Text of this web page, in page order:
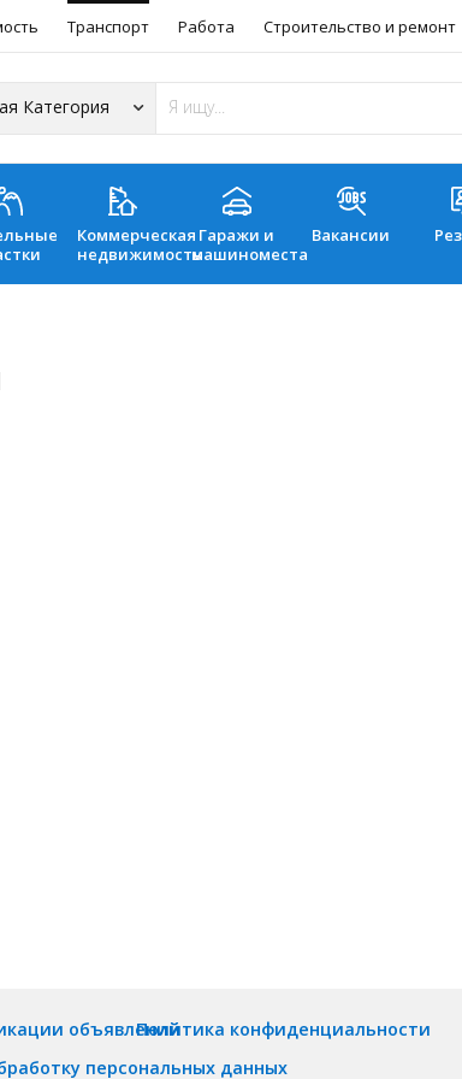
Транспорт Работа Строительство и ремонт
Коммерческая
недвижимость
Гаражи и
машиноместа
Вакансии
объявлений
персональных данных
Политика конфиденциальности